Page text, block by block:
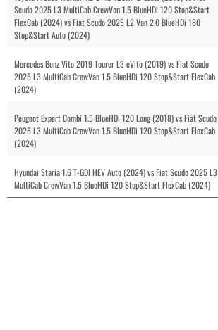
Scudo 2025 L3 MultiCab CrewVan 1.5 BlueHDi 120 Stop&Start
FlexCab (2024) vs Fiat Scudo 2025 L2 Van 2.0 BlueHDi 180
Stop&Start Auto (2024)
Mercedes Benz Vito 2019 Tourer L3 eVito (2019) vs Fiat Scudo
2025 L3 MultiCab CrewVan 1.5 BlueHDi 120 Stop&Start FlexCab
(2024)
Peugeot Expert Combi 1.5 BlueHDi 120 Long (2018) vs Fiat Scudo
2025 L3 MultiCab CrewVan 1.5 BlueHDi 120 Stop&Start FlexCab
(2024)
Hyundai Staria 1.6 T-GDI HEV Auto (2024) vs Fiat Scudo 2025 L3
MultiCab CrewVan 1.5 BlueHDi 120 Stop&Start FlexCab (2024)